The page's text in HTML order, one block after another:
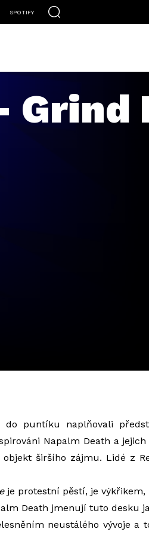
SPOTIFY
Grind
do puntíku naplňovali
Napalm Death a
širšího zájmu. Lidé z
je protestní pěstí, je výkřikem,
Death jmenují tuto desku
neustálého vývoje